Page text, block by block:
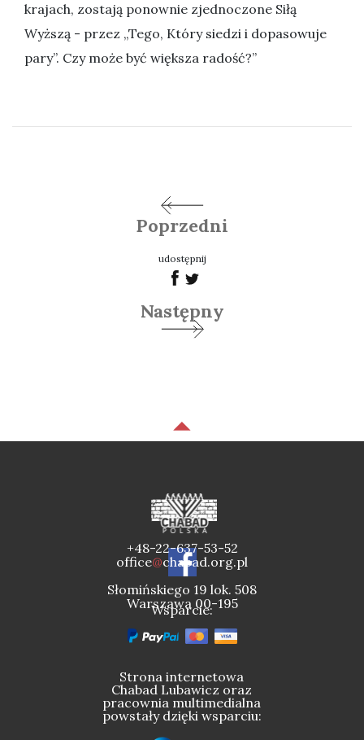
krajach, zostają ponownie zjednoczone Siłą
Wyższą - przez „Tego, Który siedzi i dopasowuje
pary”. Czy może być większa radość?”
Poprzedni
udostępnij
Następny
Wsparcie:
Strona internetowa
Chabad Lubawicz oraz
pracownia multimedialna
powstały dzięki wsparciu:
+48-22-637-53-52
office@chabad.org.pl
Słomińskiego 19 lok. 508
Warszawa 00-195